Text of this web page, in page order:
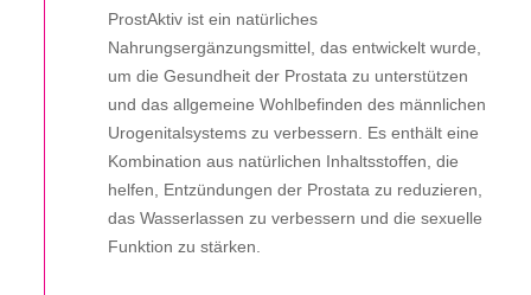
ProstAktiv ist ein natürliches
Nahrungsergänzungsmittel, das entwickelt wurde,
um die Gesundheit der Prostata zu unterstützen
und das allgemeine Wohlbefinden des männlichen
Urogenitalsystems zu verbessern. Es enthält eine
Kombination aus natürlichen Inhaltsstoffen, die
helfen, Entzündungen der Prostata zu reduzieren,
das Wasserlassen zu verbessern und die sexuelle
Funktion zu stärken.